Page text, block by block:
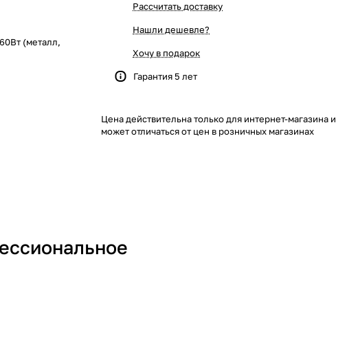
(металл,
Рассчитать доставку
Нашли дешевле?
Хочу в подарок
Гарантия 5 лет
Цена действительна только для интернет-магазина и
может отличаться от цен в розничных магазинах